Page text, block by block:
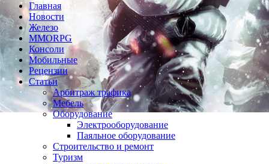
Главная
Новости
Железо
MMORPG
Консоли
Мобильные
Рецензии
Статьи
Арбитраж трафика
Мебель
Оборудование
Электрооборудование
Паяльное оборудование
Строительство и ремонт
Туризм